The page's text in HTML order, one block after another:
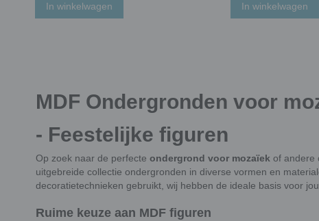
In winkelwagen
In winkelwagen
MDF Ondergronden voor
- Feestelijke figuren
Op zoek naar de perfecte ondergrond voor mozaïek of andere
uitgebreide collectie ondergronden in diverse vormen en
decoratietechnieken gebruikt, wij hebben de ideale basis voor
Ruime keuze aan MDF figuren